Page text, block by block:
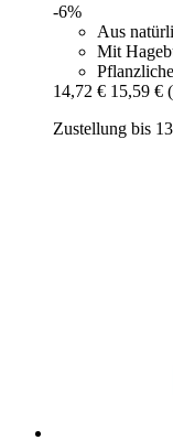
-6%
Aus
Mit
14,72 € 15,59 €
Zustellung bis